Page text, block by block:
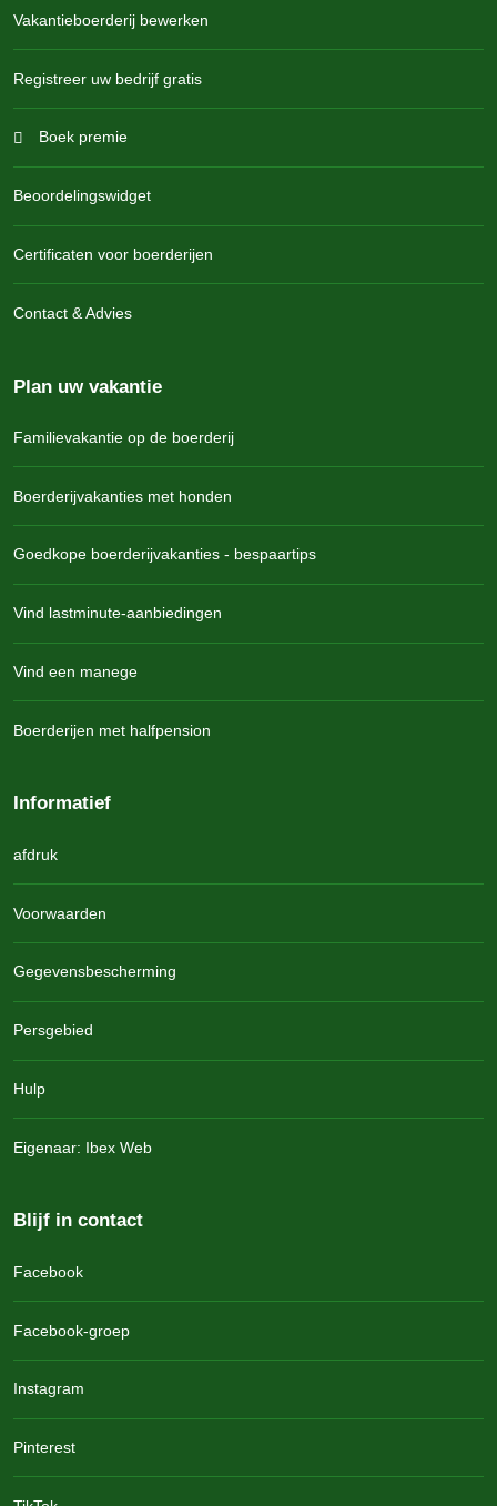
Vakantieboerderij bewerken
Registreer uw bedrijf gratis
Boek premie
Beoordelingswidget
Certificaten voor boerderijen
Contact & Advies
Plan uw vakantie
Familievakantie op de boerderij
Boerderijvakanties met honden
Goedkope boerderijvakanties - bespaartips
Vind lastminute-aanbiedingen
Vind een manege
Boerderijen met halfpension
Informatief
afdruk
Voorwaarden
Gegevensbescherming
Persgebied
Hulp
Eigenaar: Ibex Web
Blijf in contact
Facebook
Facebook-groep
Instagram
Pinterest